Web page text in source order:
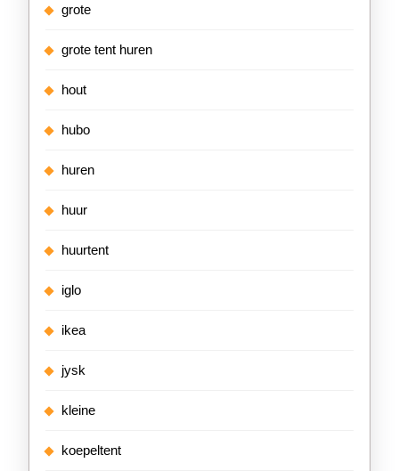
grote
grote tent huren
hout
hubo
huren
huur
huurtent
iglo
ikea
jysk
kleine
koepeltent